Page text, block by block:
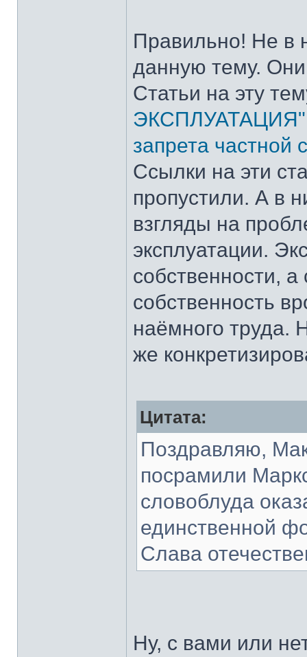
Правильно! Не в
данную тему.
Статьи на эту
ЭКСПЛУАТАЦИЯ"
запрета частной
Ссылки на эти
пропустили. А в
взгляды на
эксплуатации.
собственности,
собственность
наёмного труда.
же
Цитата:
Поздравляю,
посрамили
словоблуда
единственной
Слава
Ну, с вами или